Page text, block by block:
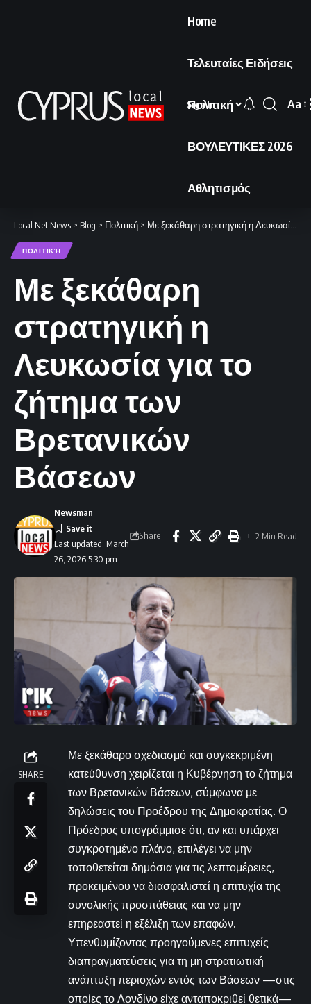
Home
Τελευταίες Ειδήσεις
Πολιτική
ΒΟΥΛΕΥΤΙΚΕΣ 2026
Αθλητισμός
Sign In
Font
Aa
Local Net News > Blog > Πολιτική > Με ξεκάθαρη στρατηγική η Λευκωσία για το ζήτημα των Βρετανικών Βάσεων
ΠΟΛΙΤΙΚΉ
Με ξεκάθαρη
στρατηγική η
Λευκωσία για το
ζήτημα των
Βρετανικών
Βάσεων
Last updated: March
26, 2026 5:30 pm
Newsman
Share 2 Min Read
SHARE
Με ξεκάθαρο σχεδιασμό και συγκεκριμένη
κατεύθυνση χειρίζεται η Κυβέρνηση το ζήτημα
των Βρετανικών Βάσεων, σύμφωνα με
δηλώσεις του Προέδρου της Δημοκρατίας. Ο
Πρόεδρος υπογράμμισε ότι, αν και υπάρχει
συγκροτημένο πλάνο, επιλέγει να μην
τοποθετείται δημόσια για τις λεπτομέρειες,
προκειμένου να διασφαλιστεί η επιτυχία της
συνολικής προσπάθειας και να μην
επηρεαστεί η εξέλιξη των επαφών.
Υπενθυμίζοντας προηγούμενες επιτυχείς
διαπραγματεύσεις για τη μη στρατιωτική
ανάπτυξη περιοχών εντός των Βάσεων —στις
οποίες το Λονδίνο είχε ανταποκριθεί θετικά—